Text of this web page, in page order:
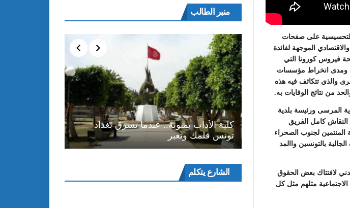
على صفحات
الموجهة لفائدة
فيروس كورونا التي
ومدى انخراط مؤسسات
والذي تتكاثف فيه هذه
من نتائج الوفايات به.
المرسى ورئيسة بلدية
كامل الفريق
لجنوب الصحراء
بالتونسين واالمد
لافتتاك بعض الحقوق
مثلهم مثل كل
منبر الطالب
كلية الأداب بمنوبة.. عندما تسرق بغداد
تونس قلمك وتعبر
رواده إلى الملتقيات
نموذجا
الشارع يتكلممشغل
الفيديو